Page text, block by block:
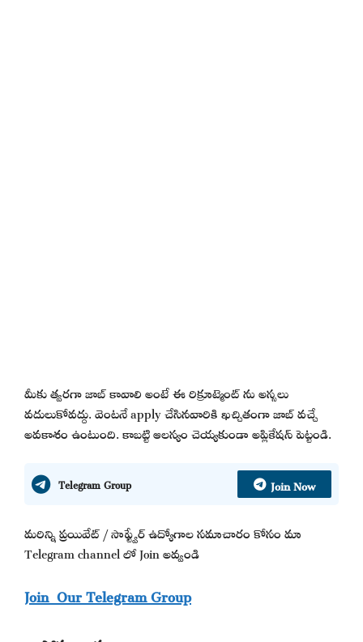
మీకు త్వరగా జాబ్ కావాలి అంటే ఈ రిక్రూట్మెంట్ ను అస్సలు
వదులుకోవద్దు. వెంటనే apply చేసినవారికి ఖచ్చితంగా జాబ్ వచ్చే
అవకాశం ఉంటుంది. కాబట్టి ఆలస్యం చెయ్యకుండా అప్లికేషన్ పెట్టండి.
Telegram Group Join Now
మరిన్ని ప్రయివేట్ / సాఫ్ట్వేర్ ఉద్యోగాల సమాచారం కోసం మా
Telegram channel లో Join అవ్వండి
Join Our Telegram Group